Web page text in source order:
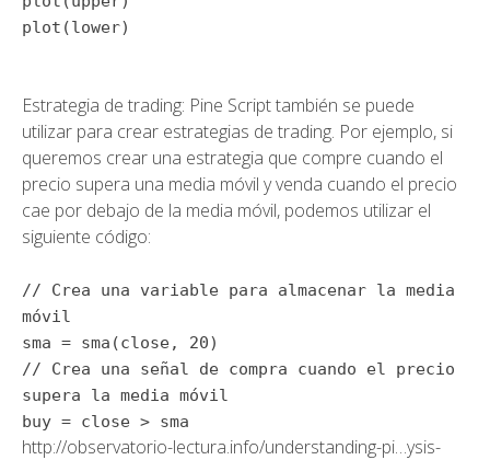
plot (lower)
Estrategia de trading: Pine Script también se puede
utilizar para crear estrategias de trading. Por ejemplo, si
queremos crear una estrategia que compre cuando el
precio supera una media móvil y venda cuando el precio
cae por debajo de la media móvil, podemos utilizar el
siguiente código:
// Crea una variable para almacenar la media
móvil
sma = sma(close, 20)
// Crea una señal de compra cuando el precio
supera la media móvil
buy = close > sma
http://observatorio-lectura.info/understanding-pi…ysis-